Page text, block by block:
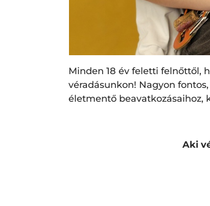
Minden 18 év feletti felnőttől,
véradásunkon! Nagyon
életmentő beavatkozásaihoz,
Aki